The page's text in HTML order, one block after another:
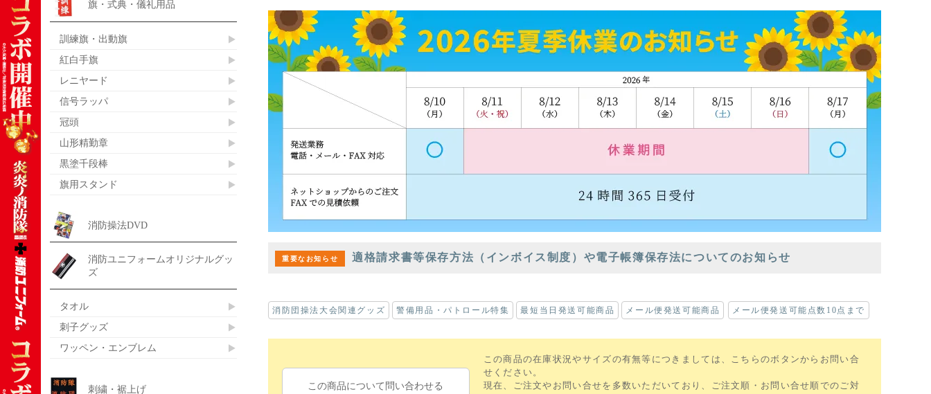
重要なお知らせ 適格請求書等保存方法（インボイス制度）や電子帳簿保存法についてのお知らせ
消防団操法大会関連グッズ 警備用品・パトロール特集 最短当日発送可能商品 メール便発送可能商品 メール便発送可能点数10点まで
この商品について問い合わせる
この商品の在庫状況やサイズの有無等につきましては、こちらのボタンからお問い合
せください。
現在、ご注文やお問い合せを多数いただいており、ご注文順・お問い合せ順でのご対
旗・式典・儀礼用品
訓練旗・出動旗
紅白手旗
レニヤード
信号ラッパ
冠頭
山形精勤章
黒塗千段棒
旗用スタンド
消防操法DVD
消防ユニフォームオリジナルグッ
ズ
タオル
刺子グッズ
ワッペン・エンブレム
刺繍・裾上げ